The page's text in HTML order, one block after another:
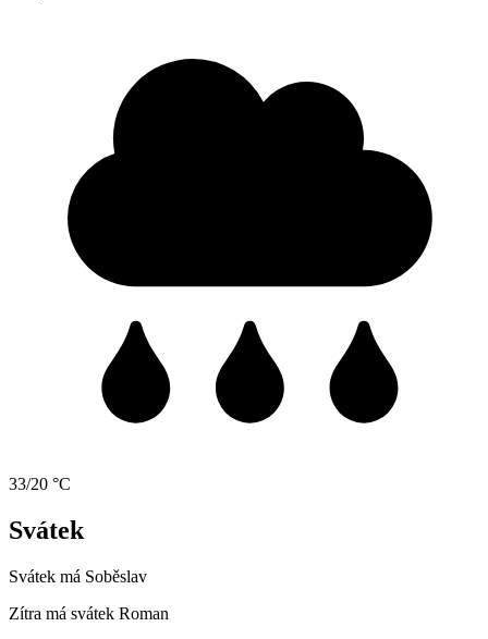
33/20 °C
Svátek
Svátek má Soběslav
Zítra má svátek Roman